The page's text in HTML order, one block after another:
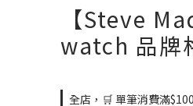
【Steve
watch 品牌
全店，🛒 單筆消費滿